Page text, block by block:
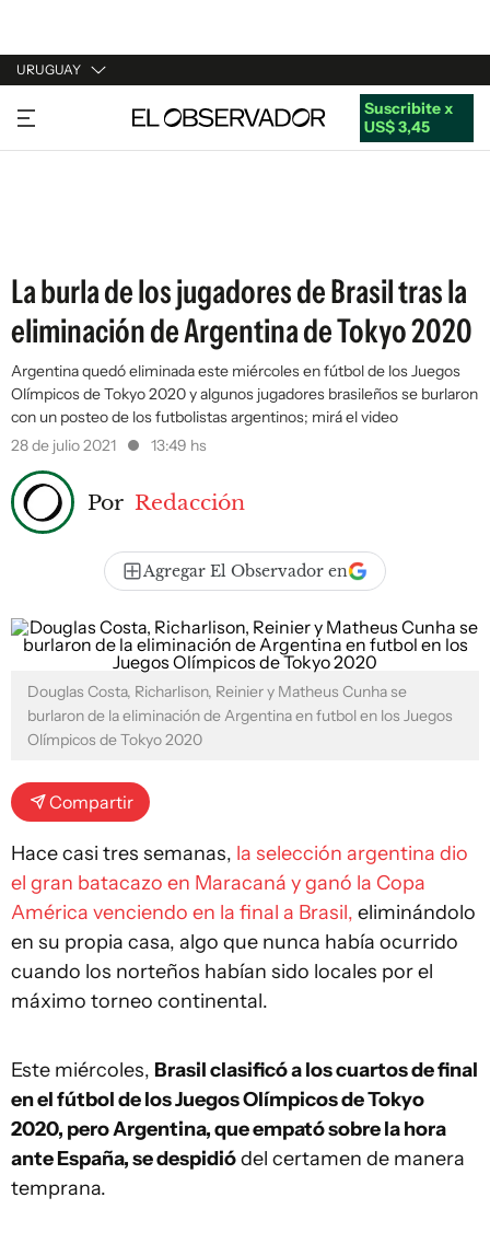
URUGUAY
URUGUAY
ARGENTINA
Suscribite x
US$ 3,45
La burla de los jugadores de Brasil tras la
eliminación de Argentina de Tokyo 2020
Argentina quedó eliminada este miércoles en fútbol de los Juegos
Olímpicos de Tokyo 2020 y algunos jugadores brasileños se burlaron
con un posteo de los futbolistas argentinos; mirá el video
28 de julio 2021
13:49 hs
Por Redacción
Agregar El Observador en
Douglas Costa, Richarlison, Reinier y Matheus Cunha se
burlaron de la eliminación de Argentina en futbol en los Juegos
Olímpicos de Tokyo 2020
Compartir
Hace casi tres semanas, la selección argentina dio
el gran batacazo en Maracaná y ganó la Copa
América venciendo en la final a Brasil, eliminándolo
en su propia casa, algo que nunca había ocurrido
cuando los norteños habían sido locales por el
máximo torneo continental.
Este miércoles, Brasil clasificó a los cuartos de final
en el fútbol de los Juegos Olímpicos de Tokyo
2020, pero Argentina, que empató sobre la hora
ante España, se despidiódel certamen de manera
temprana.